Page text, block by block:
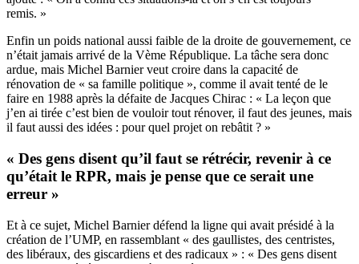
remis. »
Enfin un poids national aussi faible de la droite de gouvernement, ce
n’était jamais arrivé de la Vème République. La tâche sera donc
ardue, mais Michel Barnier veut croire dans la capacité de
rénovation de « sa famille politique », comme il avait tenté de le
faire en 1988 après la défaite de Jacques Chirac : « La leçon que
j’en ai tirée c’est bien de vouloir tout rénover, il faut des jeunes, mais
il faut aussi des idées : pour quel projet on rebâtit ? »
« Des gens disent qu’il faut se rétrécir, revenir à ce
qu’était le RPR, mais je pense que ce serait une
erreur »
Et à ce sujet, Michel Barnier défend la ligne qui avait présidé à la
création de l’UMP, en rassemblant « des gaullistes, des centristes,
des libéraux, des giscardiens et des radicaux » : « Des gens disent